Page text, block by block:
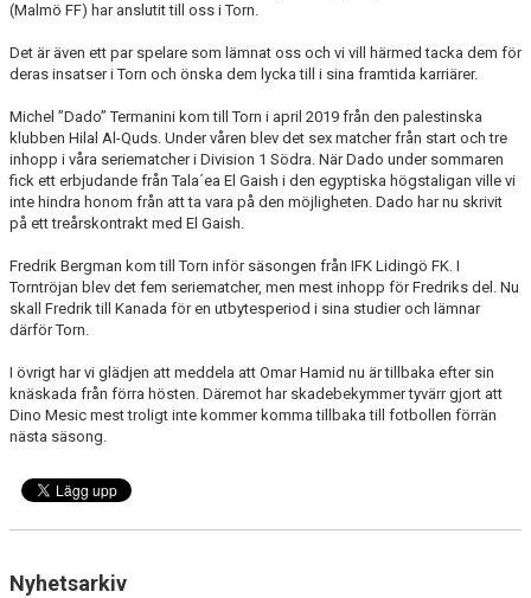
(Malmö FF) har anslutit till oss i Torn.
Det är även ett par spelare som lämnat oss och vi vill härmed tacka dem för
deras insatser i Torn och önska dem lycka till i sina framtida karriärer.
Michel ”Dado” Termanini kom till Torn i april 2019 från den palestinska
klubben Hilal Al-Quds. Under våren blev det sex matcher från start och tre
inhopp i våra seriematcher i Division 1 Södra. När Dado under sommaren
fick ett erbjudande från Tala´ea El Gaish i den egyptiska högstaligan ville vi
inte hindra honom från att ta vara på den möjligheten. Dado har nu skrivit
på ett treårskontrakt med El Gaish.
Fredrik Bergman kom till Torn inför säsongen från IFK Lidingö FK. I
Torntröjan blev det fem seriematcher, men mest inhopp för Fredriks del. Nu
skall Fredrik till Kanada för en utbytesperiod i sina studier och lämnar
därför Torn.
I övrigt har vi glädjen att meddela att Omar Hamid nu är tillbaka efter sin
knäskada från förra hösten. Däremot har skadebekymmer tyvärr gjort att
Dino Mesic mest troligt inte kommer komma tillbaka till fotbollen förrän
nästa säsong.
Nyhetsarkiv